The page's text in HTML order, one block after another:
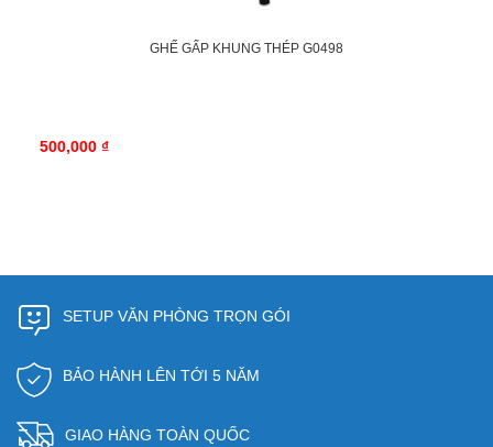
GHẾ GẤP KHUNG THÉP G0498
500,000 ₫
SETUP VĂN PHÒNG TRỌN GÓI
BẢO HÀNH LÊN TỚI 5 NĂM
GIAO HÀNG TOÀN QUỐC